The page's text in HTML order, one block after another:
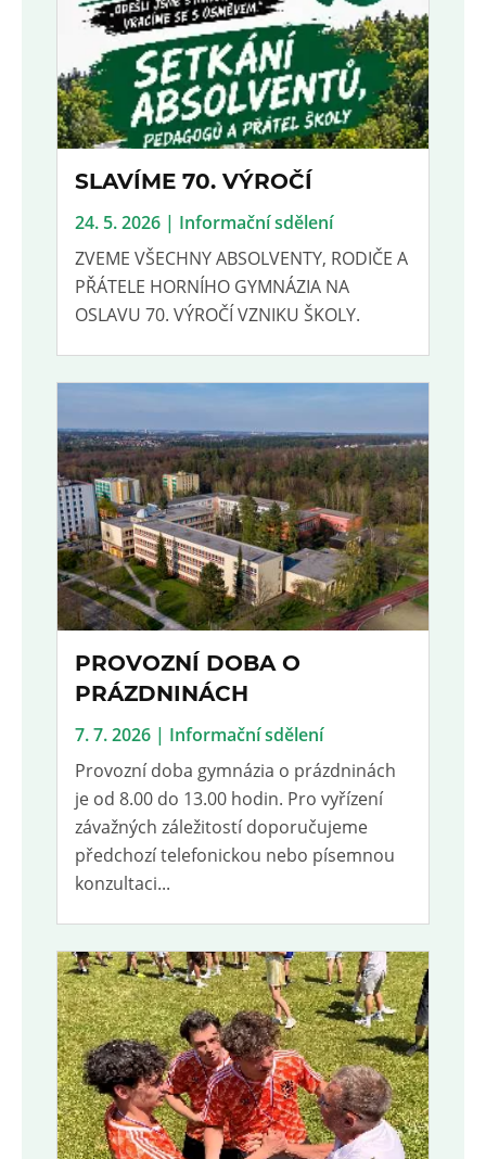
SLAVÍME 70. VÝROČÍ
24. 5. 2026 | Informační sdělení
ZVEME VŠECHNY ABSOLVENTY, RODIČE A
PŘÁTELE HORNÍHO GYMNÁZIA NA
OSLAVU 70. VÝROČÍ VZNIKU ŠKOLY.
PROVOZNÍ DOBA O
PRÁZDNINÁCH
7. 7. 2026 | Informační sdělení
Provozní doba gymnázia o prázdninách
je od 8.00 do 13.00 hodin. Pro vyřízení
závažných záležitostí doporučujeme
předchozí telefonickou nebo písemnou
konzultaci...